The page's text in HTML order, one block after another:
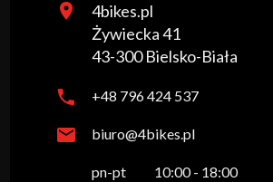
4bikes.pl
Żywiecka 41
43-300 Bielsko-Biała
+48 796 424 537
biuro@4bikes.pl
pn-pt
10:00 - 18:00